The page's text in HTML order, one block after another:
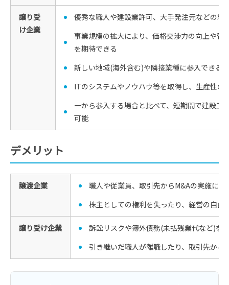
譲り受
け企業
優秀な職人や建設業許可、大手発注元などの経
事業規模の拡大により、価格交渉力の向上や管
を期待できる
新しい地域(海外含む)や隣接業種に参入できる
ITのシステムやノウハウ等を取得し、生産性の
一から参入する場合と比べて、短期間で建設
可能
デメリット
譲渡企業
職人や従業員、取引先からM&Aの実施に
株主としての権利を失ったり、経営の自由
譲り受け企業
訴訟リスクや簿外債務(未払残業代など)を
引き継いだ職人が離職したり、取引先か